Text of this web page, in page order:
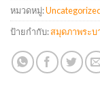
หมวดหมู่:
ป้ายกำกับ:สมุดภาพระบ